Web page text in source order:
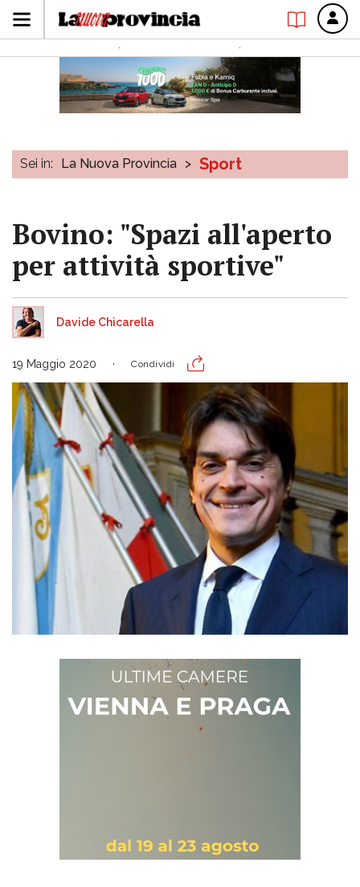
Sei in: La Nuova Provincia > Sport
Bovino: "Spazi all'aperto
per attività sportive"
Davide Chicarella
19 Maggio 2020 Condividi